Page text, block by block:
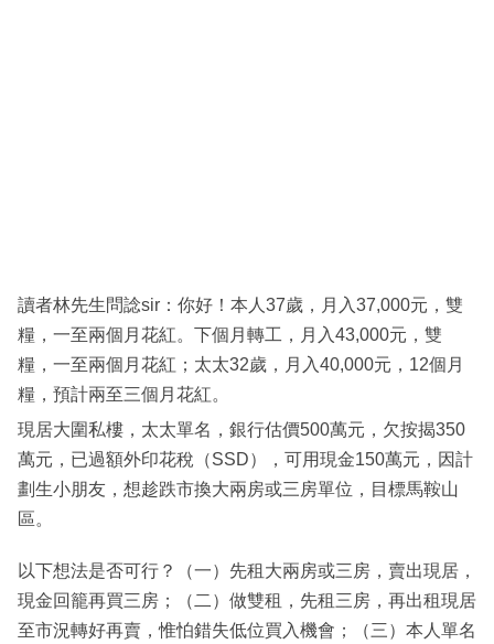
讀者林先生問諗sir：你好！本人37歲，月入37,000元，雙
糧，一至兩個月花紅。下個月轉工，月入43,000元，雙
糧，一至兩個月花紅；太太32歲，月入40,000元，12個月
糧，預計兩至三個月花紅。
現居大圍私樓，太太單名，銀行估價500萬元，欠按揭350
萬元，已過額外印花稅（SSD），可用現金150萬元，因計
劃生小朋友，想趁跌市換大兩房或三房單位，目標馬鞍山
區。
以下想法是否可行？（一）先租大兩房或三房，賣出現居，
現金回籠再買三房；（二）做雙租，先租三房，再出租現居
至市況轉好再賣，惟怕錯失低位買入機會；（三）本人單名